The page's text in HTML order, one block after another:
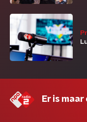
Er is maar